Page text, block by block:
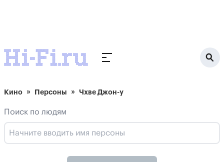
Кино Персоны Чхве Джон-у
Поиск по людям